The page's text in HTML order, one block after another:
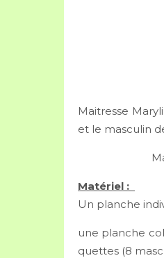
Maitresse
et le masculin
Matériel :
Un planche
une planche
quettes (8